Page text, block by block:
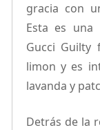
gracia con
Esta es una
Gucci
limon y es
lavanda y
Detrás de la